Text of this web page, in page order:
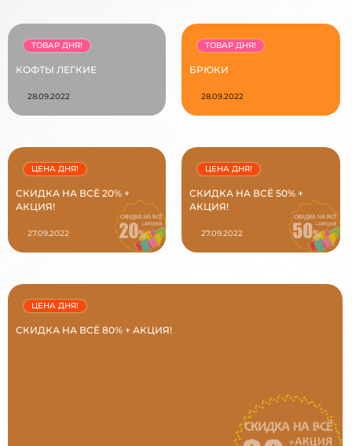
КОФТЫ ЛЕГКИЕ
ТОВАР ДНЯ!
28.09.2022
БРЮКИ
ТОВАР ДНЯ!
28.09.2022
СКИДКА НА ВСЁ 20% +
АКЦИЯ!
ЦЕНА ДНЯ!
27.09.2022
СКИДКА НА ВСЁ 50% +
АКЦИЯ!
ЦЕНА ДНЯ!
27.09.2022
СКИДКА НА ВСЁ 80% + АКЦИЯ!
ЦЕНА ДНЯ!